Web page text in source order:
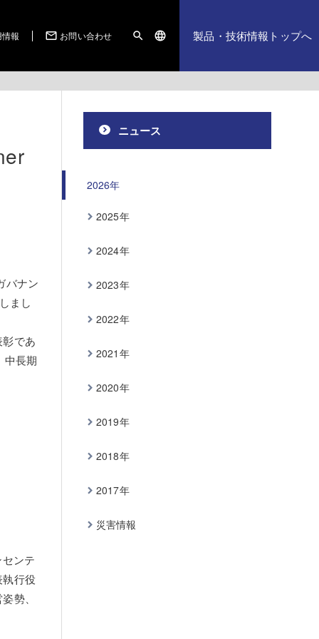
報 mail_outline お問い合わせ search language 製品・技術情報トップへ
バナン
まし
であ
中長期
ンテ
執行役
勢、
ニュース
2026年
2025年
2024年
2023年
2022年
2021年
2020年
2019年
2018年
2017年
災害情報